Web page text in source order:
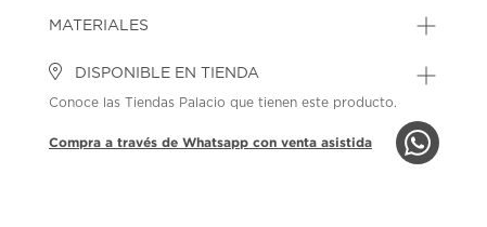
MATERIALES
DISPONIBLE EN TIENDA
Conoce las Tiendas Palacio que tienen este producto.
Compra a través de Whatsapp con venta asistida